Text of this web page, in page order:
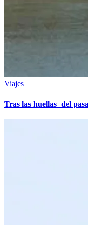
Viajes
Tras las huellas del